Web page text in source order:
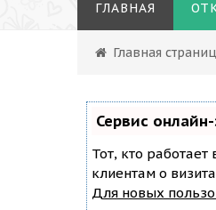
ГЛАВНАЯ
Главная
Сервис
Тот, кто
клиентам о
Для новых